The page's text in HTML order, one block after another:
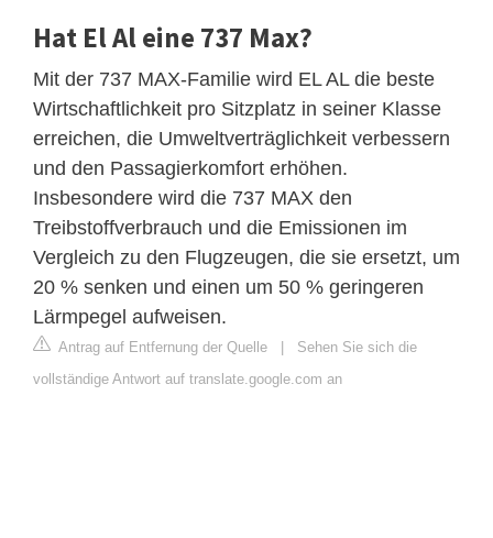
Hat El Al eine 737 Max?
Mit der 737 MAX-Familie wird EL AL die beste
Wirtschaftlichkeit pro Sitzplatz in seiner Klasse
erreichen, die Umweltverträglichkeit verbessern
und den Passagierkomfort erhöhen.
Insbesondere wird die 737 MAX den
Treibstoffverbrauch und die Emissionen im
Vergleich zu den Flugzeugen, die sie ersetzt, um
20 % senken und einen um 50 % geringeren
Lärmpegel aufweisen.
Antrag auf Entfernung der Quelle
Sehen Sie sich die
vollständige Antwort auf translate.google.com an